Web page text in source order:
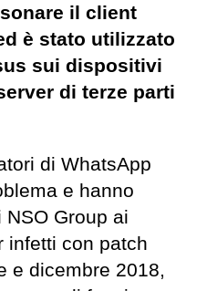
il client
è stato utilizzato
sui dispositivi
di terze parti
di WhatsApp
e hanno
NSO Group ai
infetti con patch
e dicembre 2018,